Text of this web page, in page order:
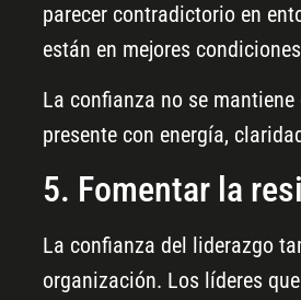
parecer contradictorio en
están en mejores
La confianza no se
presente con energía,
5. Fomentar la
La confianza del liderazgo
organización. Los líderes